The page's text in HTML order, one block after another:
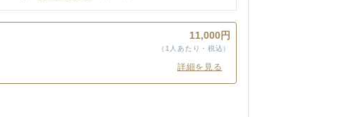
11,000円
（1人あたり・税込）
詳細を見る